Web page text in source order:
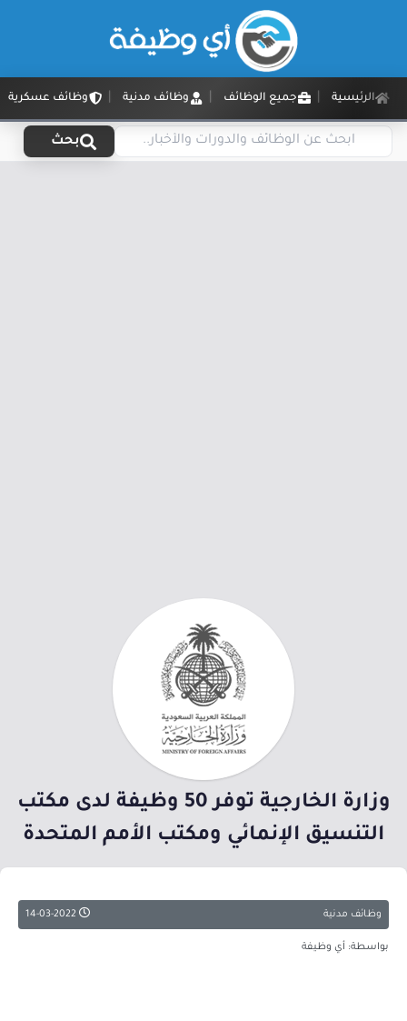
الرئيسية جميع الوظائف وظائف مدنية وظائف عسكرية
بحث
وزارة الخارجية توفر 50 وظيفة لدى مكتب
التنسيق الإنمائي ومكتب الأمم المتحدة
وظائف مدنية
بواسطة: أي وظيفة